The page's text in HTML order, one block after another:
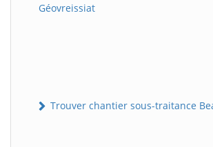
Géovreissiat
Trouver chantier sous-traitance